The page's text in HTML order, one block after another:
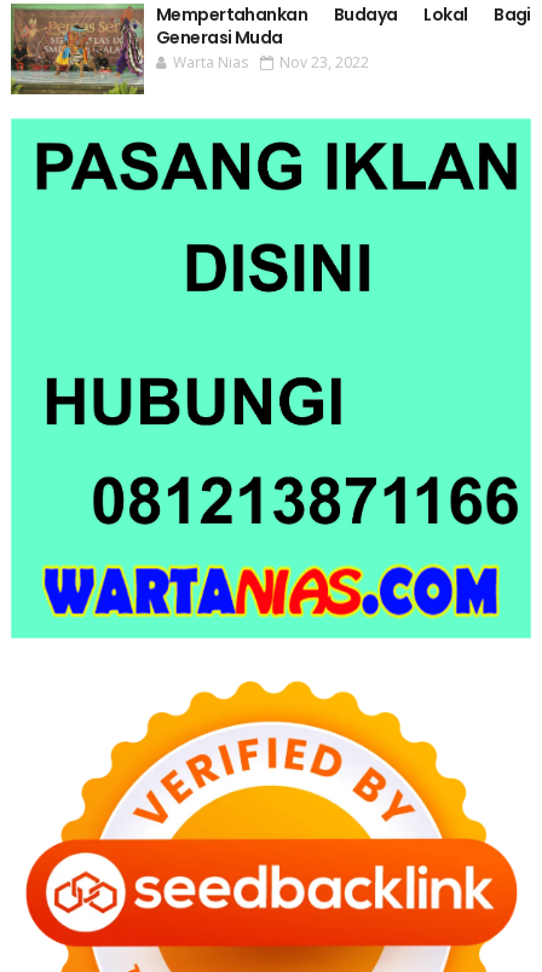
Mempertahankan Budaya Lokal Bagi
Generasi Muda
Warta Nias Nov 23, 2022